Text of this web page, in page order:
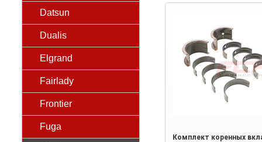
Datsun
Dualis
Elgrand
Fairlady
Frontier
Fuga
Комплект коренных